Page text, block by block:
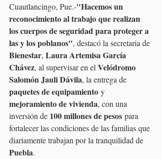
Cuautlancingo, Pue.-"Hacemos un
reconocimiento al trabajo que realizan
los cuerpos de seguridad para proteger a
las y los poblanos", destacó la secretaria de
Bienestar, Laura Artemisa García
Chávez, al supervisar en el Velódromo
Salomón Jauli Dávila, la entrega de
paquetes de equipamiento y
mejoramiento de vivienda, con una
inversión de 100 millones de pesos para
fortalecer las condiciones de las familias que
diariamente trabajan por la tranquilidad de
Puebla.